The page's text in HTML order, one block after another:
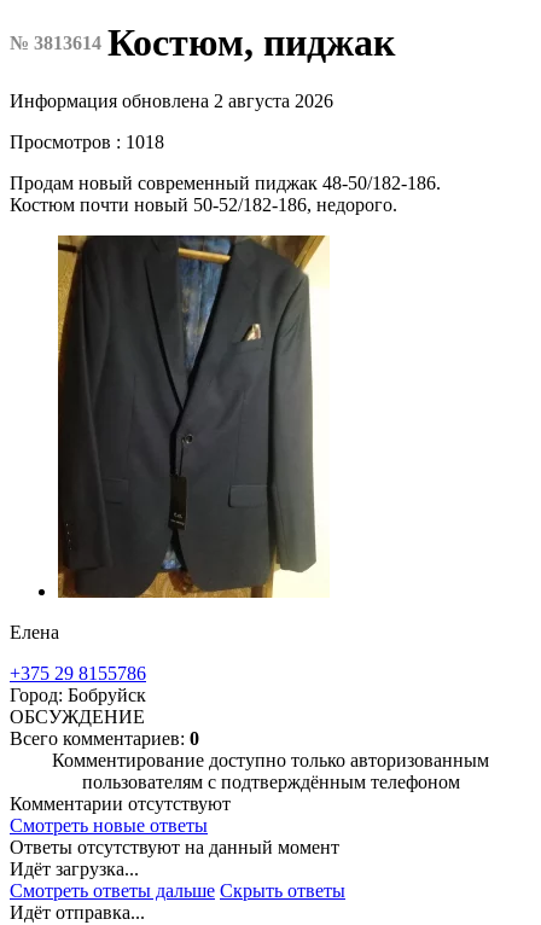
№ 3813614 Костюм, пиджак
Информация обновлена 2 августа 2026
Просмотров : 1018
Продам новый современный пиджак 48-50/182-186.
Костюм почти новый 50-52/182-186, недорого.
Елена
+375 29 8155786
Город: Бобруйск
ОБСУЖДЕНИЕ
Всего комментариев: 0
Комментирование доступно только авторизованным
пользователям с подтверждённым телефоном
Комментарии отсутствуют
Смотреть новые ответы
Ответы отсутствуют на данный момент
Идёт загрузка...
Смотреть ответы дальше Скрыть ответы
Идёт отправка...